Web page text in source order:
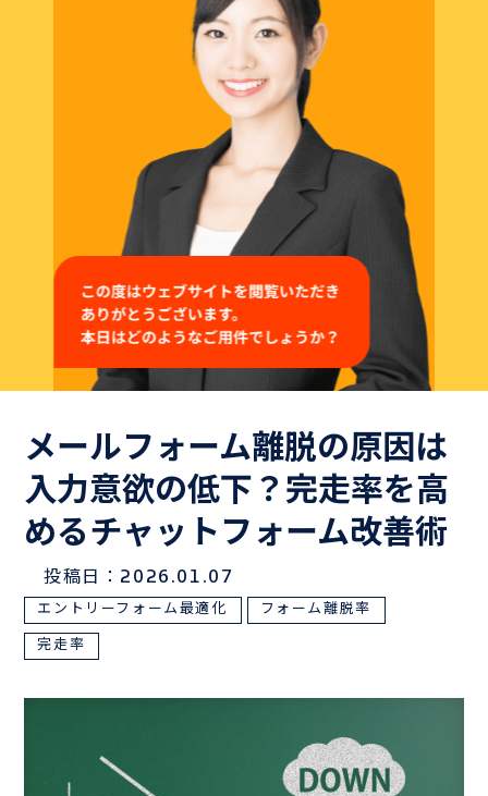
Hospiiブログ
お問い合わせ
御社のシナリオサンプルをご用意いたします。
Hospiiを体験しながら
お問い合わせ
サンプルは
こちら
TEL 03-3839-0888
メールフォーム離脱の原因は
入力意欲の低下？完走率を高
めるチャットフォーム改善術
投稿日：2026.01.07
エントリーフォーム最適化
フォーム離脱率
完走率